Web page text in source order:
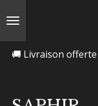
🚚 Livraison offerte